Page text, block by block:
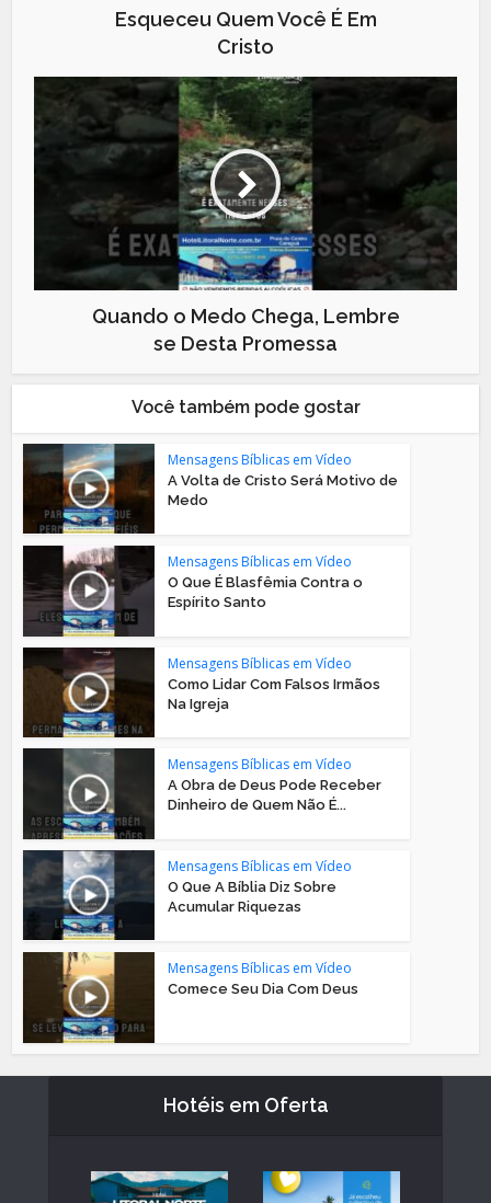
Esqueceu Quem Você É Em
Cristo
Quando o Medo Chega, Lembre
se Desta Promessa
Você também pode gostar
Mensagens Bíblicas em Vídeo
A Volta de Cristo Será Motivo de
Medo
Mensagens Bíblicas em Vídeo
O Que É Blasfêmia Contra o
Espírito Santo
Mensagens Bíblicas em Vídeo
Como Lidar Com Falsos Irmãos
Na Igreja
Mensagens Bíblicas em Vídeo
A Obra de Deus Pode Receber
Dinheiro de Quem Não É...
Mensagens Bíblicas em Vídeo
O Que A Bíblia Diz Sobre
Acumular Riquezas
Mensagens Bíblicas em Vídeo
Comece Seu Dia Com Deus
Hotéis em Oferta